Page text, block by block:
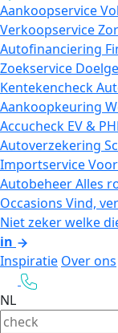
Aankoopservice
Verkoopservice
Autofinanciering
Zoekservice
Kentekencheck
Aankoopkeuring
Accucheck EV &
Autoverzekering
Importservice
AutobeheerAlles
Occasions Vind,
Niet zeker welke
in
Inspiratie Over ons
NL